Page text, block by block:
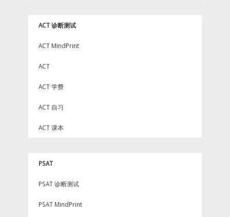
ACT 诊断测试
ACT MindPrint
ACT
ACT 学费
ACT 自习
ACT 课本
PSAT
PSAT 诊断测试
PSAT MindPrint